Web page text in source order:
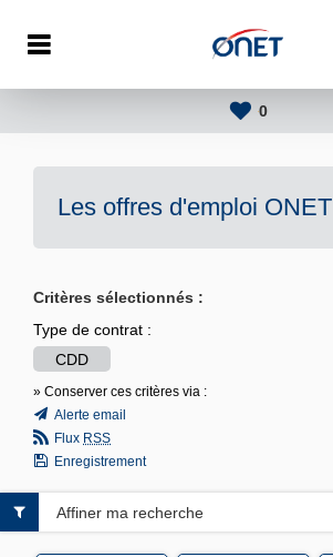
0
Les offres d'emploi ONET
Critères sélectionnés :
Type de contrat :
CDD
» Conserver ces critères via :
Alerte email
Flux RSS
Enregistrement
Affiner ma recherche